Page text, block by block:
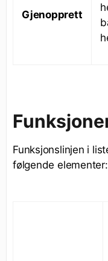
Gjenopprett
Funksjonslinjen i
følgende elementer: